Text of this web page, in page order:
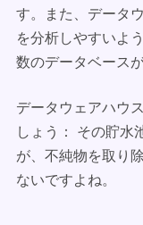
す。また、データ
を分析しやすいよ
数のデータベース
データウェアハウ
しょう： その貯水
が、不純物を取り
ないですよね。